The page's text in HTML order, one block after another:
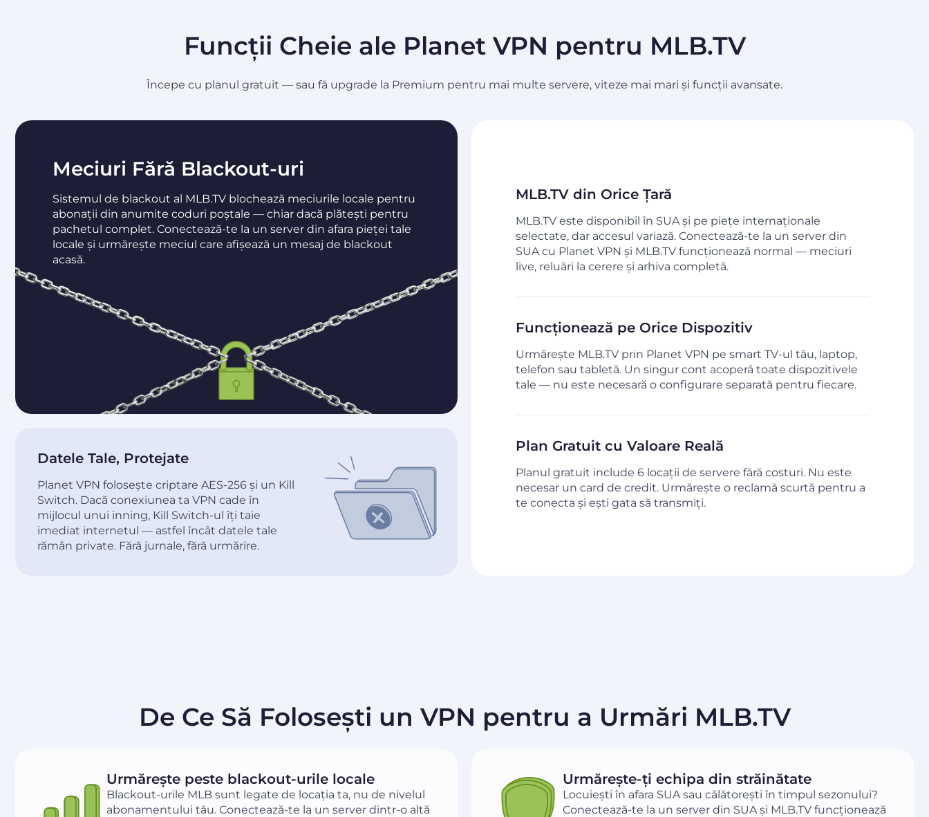
Funcții Cheie ale Planet VPN pentru MLB.TV
Începe cu planul gratuit — sau fă upgrade la Premium pentru mai multe servere, viteze mai mari și funcții avansate.
Meciuri Fără Blackout-uri
Sistemul de blackout al MLB.TV blochează meciurile locale pentru
abonații din anumite coduri poștale — chiar dacă plătești pentru
pachetul complet. Conectează-te la un server din afara pieței tale
locale și urmărește meciul care afișează un mesaj de blackout
acasă.
MLB.TV din Orice Țară
MLB.TV este disponibil în SUA și pe piețe internaționale
selectate, dar accesul variază. Conectează-te la un server din
SUA cu Planet VPN și MLB.TV funcționează normal — meciuri
live, reluări la cerere și arhiva completă.
Funcționează pe Orice Dispozitiv
Urmărește MLB.TV prin Planet VPN pe smart TV-ul tău, laptop,
telefon sau tabletă. Un singur cont acoperă toate dispozitivele
tale — nu este necesară o configurare separată pentru fiecare.
Plan Gratuit cu Valoare Reală
Planul gratuit include 6 locații de servere fără costuri. Nu este
necesar un card de credit. Urmărește o reclamă scurtă pentru a
te conecta și ești gata să transmiți.
Datele Tale, Protejate
Planet VPN folosește criptare AES-256 și un Kill
Switch. Dacă conexiunea ta VPN cade în
mijlocul unui inning, Kill Switch-ul îți taie
imediat internetul — astfel încât datele tale
rămân private. Fără jurnale, fără urmărire.
De Ce Să Folosești un VPN pentru a Urmări MLB.TV
Urmărește peste blackout-urile locale
Blackout-urile MLB sunt legate de locația ta, nu de nivelul
abonamentului tău. Conectează-te la un server dintr-o altă
Urmărește-ți echipa din străinătate
Locuiești în afara SUA sau călătorești în timpul sezonului?
Conectează-te la un server din SUA și MLB.TV funcționează